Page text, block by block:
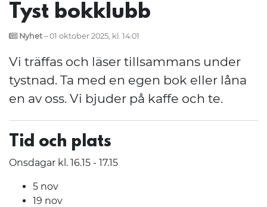
Tyst bokklubb
Nyhet – 01 oktober 2025, kl. 14:01
Vi träffas och läser tillsammans under
tystnad. Ta med en egen bok eller låna
en av oss. Vi bjuder på kaffe och te.
Tid och plats
Onsdagar kl. 16.15 - 17.15
5 nov
19 nov